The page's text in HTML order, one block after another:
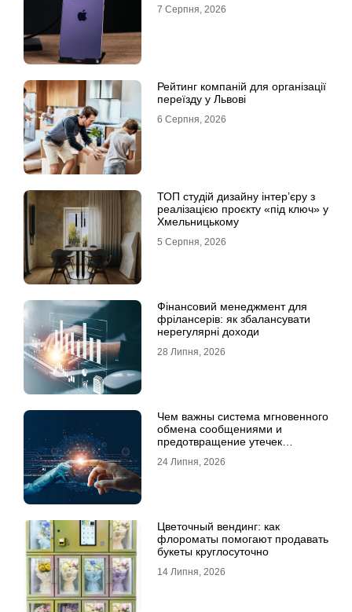
7 Серпня, 2026
Рейтинг компаній для організації
переїзду у Львові
6 Серпня, 2026
ТОП студій дизайну інтер’єру з
реалізацією проєкту «під ключ» у
Хмельницькому
5 Серпня, 2026
Фінансовий менеджмент для
фрілансерів: як збалансувати
нерегулярні доходи
28 Липня, 2026
Чем важны система мгновенного
обмена сообщениями и
предотвращение утечек
24 Липня, 2026
Цветочный вендинг: как
флороматы помогают продавать
букеты круглосуточно
14 Липня, 2026